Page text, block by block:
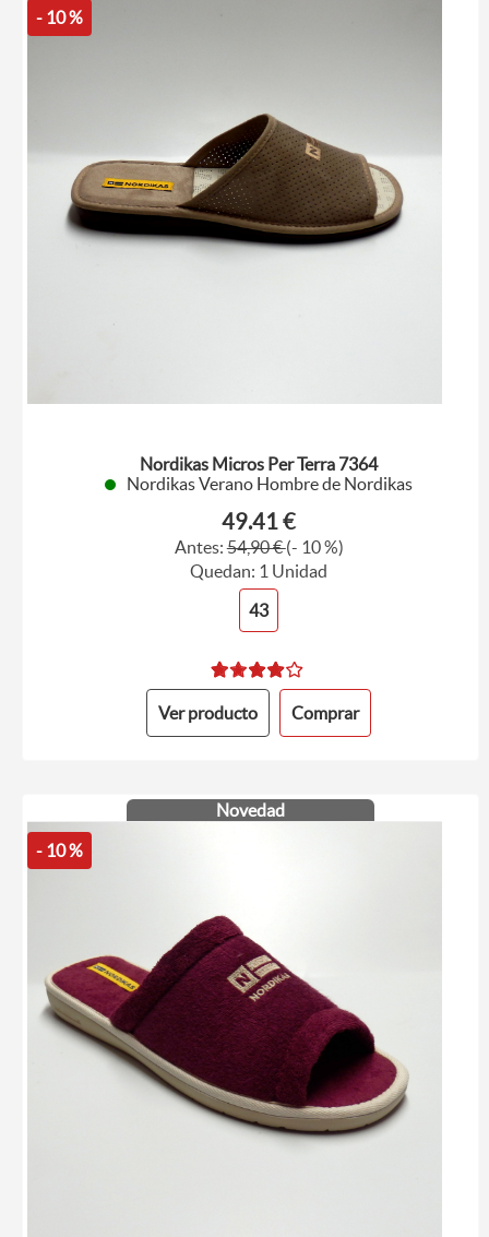
- 10 %
Nordikas Micros Per Terra 7364
Nordikas Verano Hombre de Nordikas
49.41 €
Antes:54,90 €(- 10 %)
Quedan: 1 Unidad
43
Ver producto Comprar
Novedad
- 10 %